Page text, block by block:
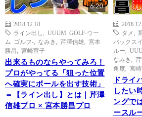
6:20
2018.12.18
ライン出し
UUUM GOLF-ウー
ム ゴルフ-
なみき 芹澤信雄
宮本
勝昌
宮崎宣子
出来るものならやってみろ！
プロがやってる「狙った位置
へ確実にボールを出す技術」
＝【ライン出し】とは｜芹澤
信雄プロ × 宮本勝昌プロ
タメ
バックス
ルー
なみき
角度
宮
ドライ
したい
ングで
ースル